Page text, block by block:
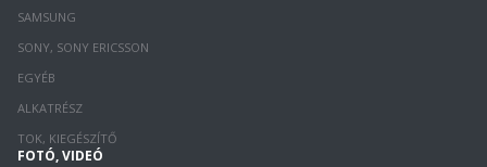
SAMSUNG
SONY, SONY ERICSSON
EGYÉB
ALKATRÉSZ
TOK, KIEGÉSZÍTŐ
FOTÓ, VIDEÓ